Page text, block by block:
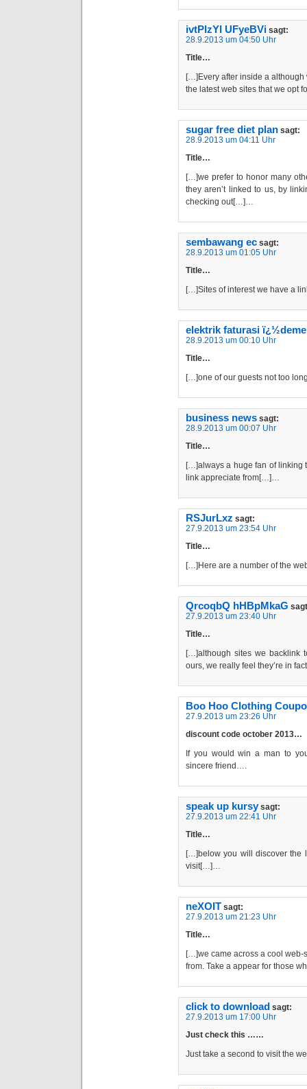
ivtPlzYl UFyeBVi sagt:
28.9.2013 um 04:50 Uhr
Title…
[…]Every after inside a
the latest web sites that we opt
sugar free diet plan sagt:
28.9.2013 um 04:11 Uhr
Title…
[…]we prefer to honor many
they aren’t linked to us, by
checking out[…]…
sembawang ec sagt:
28.9.2013 um 01:05 Uhr
Title…
[…]Sites of interest we have a
elektrik faturasi ï¿½deme
28.9.2013 um 00:10 Uhr
Title…
[…]one of our guests not too
business news sagt:
28.9.2013 um 00:07 Uhr
Title…
[…]always a huge fan of linking
link appreciate from[…]…
RSJurLxz sagt:
27.9.2013 um 23:54 Uhr
Title…
[…]Here are a number of the
QrcoqbQ hHBpMkaG
27.9.2013 um 23:40 Uhr
Title…
[…]although sites we backlink
ours, we really feel they’re in
Boo Hoo Clothing
27.9.2013 um 23:26 Uhr
discount code october 2013…
If you would win a man to
sincere friend….
speak up kursy sagt:
27.9.2013 um 22:41 Uhr
Title…
[…]below you will discover the
visit[…]…
neXOIT sagt:
27.9.2013 um 21:23 Uhr
Title…
[…]we came across a cool
from. Take a appear for those
click to download sagt:
27.9.2013 um 17:00 Uhr
Just check this ……
Just take a second to visit the